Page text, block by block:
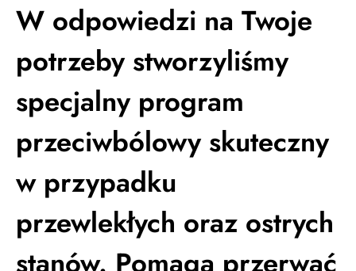
W odpowiedzi na Twoje
potrzeby stworzyliśmy
specjalny program
przeciwbólowy skuteczny
w przypadku
przewlekłych oraz ostrych
stanów. Pomaga przerwać